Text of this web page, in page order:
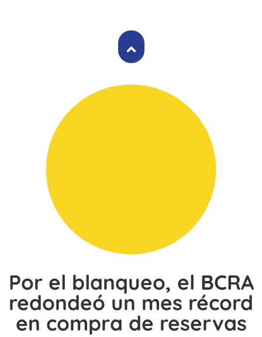
Por el blanqueo, el BCRA
redondeó un mes récord
en compra de reservas